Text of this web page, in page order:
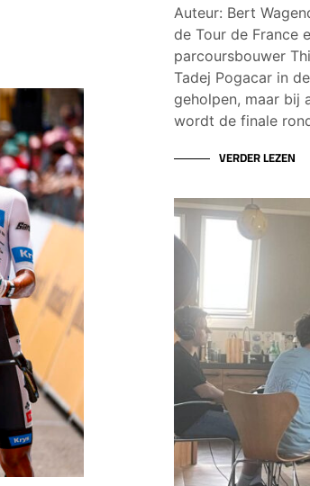
Auteur: Bert
de Tour de France
parcoursbouwer
Tadej Pogacar in
geholpen, maar bij
wordt de finale
VERDER LEZEN